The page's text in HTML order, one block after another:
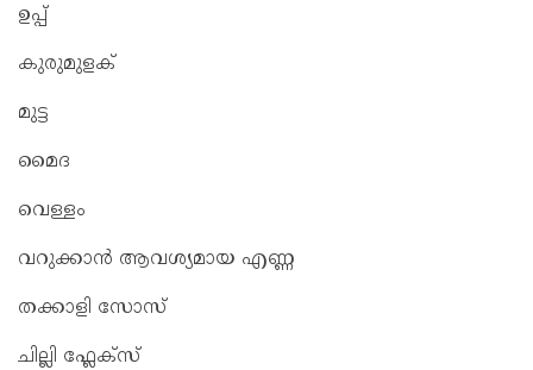
ഉപ്പ്
കുരുമുളക്
മുട്ട
മൈദ
വെള്ളം
വറുക്കാൻ ആവശ്യമായ എണ്ണ
തക്കാളി സോസ്
ചില്ലി ഫ്ലേക്സ്